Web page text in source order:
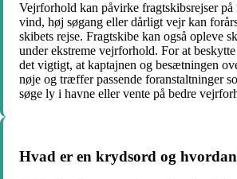
Vejrforhold kan påvirke fragtskibsrejser
vind, høj søgang eller dårligt vejr kan
skibets rejse. Fragtskibe kan også opleve
under ekstreme vejrforhold. For at
det vigtigt, at kaptajnen og besætningen
nøje og træffer passende foranstaltninger
søge ly i havne eller vente på bedre
Hvad er en krydsord og